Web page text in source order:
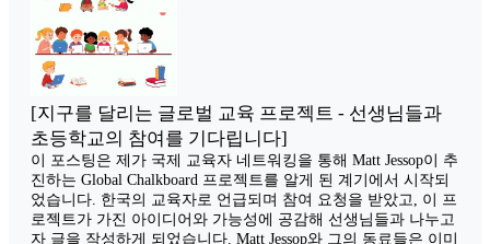
[지구를 달리는 글로벌 교육 프로젝트 - 선생님들과
초등학교의 참여를 기다립니다]
이 포스팅은 제가 국제 교육자 네트워킹을 통해 Matt Jessop이 추
진하는 Global Chalkboard 프로젝트를 알게 된 계기에서 시작되
었습니다. 한국의 교육자로 언급되며 참여 요청을 받았고, 이 프
로젝트가 가진 아이디어와 가능성에 공감해 선생님들과 나누고
자 글을 작성하게 되었습니다. Matt Jessop와 그의 동료들은 이미